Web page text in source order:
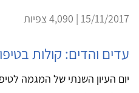
15/11/2017 | 4,090 צפיות
עדים והדים: קולות
יום העיון השנתי של המגמה